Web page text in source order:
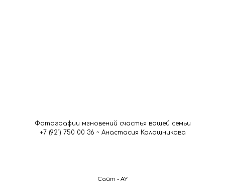
Фотографии мгновений счастья вашей семьи
+7 (921) 750 00 36 ~ Анастасия Калашникова
Сайт - AY